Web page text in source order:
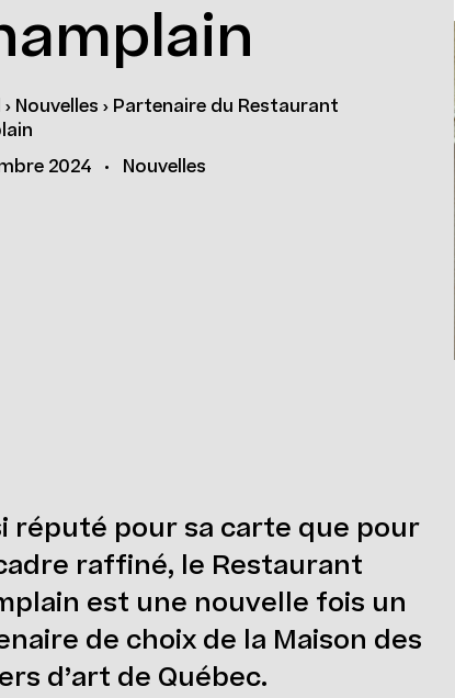
› Nouvelles › Partenaire du Restaurant
2024 • Nouvelles
réputé pour sa carte que pour
raffiné, le Restaurant
est une nouvelle fois un
de choix de la Maison des
d’art de Québec.